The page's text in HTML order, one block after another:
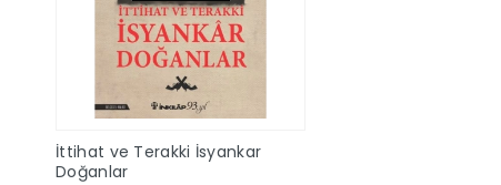
İttihat ve Terakki İsyankar
Doğanlar